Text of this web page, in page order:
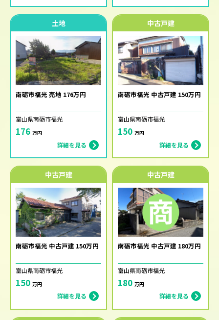
土地
南砺市福光 売地 176万円
富山県南砺市福光
176 万円
詳細を見る
中古戸建
南砺市福光 中古戸建 150万円
富山県南砺市福光
150 万円
詳細を見る
中古戸建
南砺市福光 中古戸建 150万円
富山県南砺市福光
150 万円
詳細を見る
中古戸建
南砺市福光 中古戸建 180万円
富山県南砺市福光
180 万円
詳細を見る